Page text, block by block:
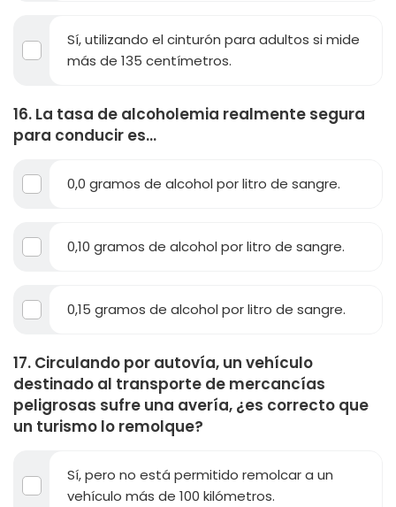
Sí, utilizando el cinturón para adultos si mide
más de 135 centímetros.
16. La tasa de alcoholemia realmente segura
para conducir es...
0,0 gramos de alcohol por litro de sangre.
0,10 gramos de alcohol por litro de sangre.
0,15 gramos de alcohol por litro de sangre.
17. Circulando por autovía, un vehículo
destinado al transporte de mercancías
peligrosas sufre una avería, ¿es correcto que
un turismo lo remolque?
Sí, pero no está permitido remolcar a un
vehículo más de 100 kilómetros.